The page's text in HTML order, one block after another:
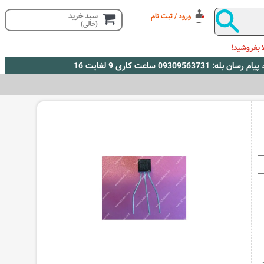
ورود / ثبت نام سبد خرید
(خالی)
بفروشید!